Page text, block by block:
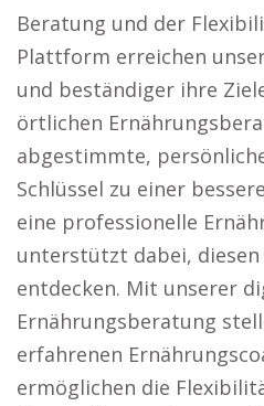
Beratung und der
Plattform erreichen
und beständiger ihre
örtlichen
abgestimmte,
Schlüssel zu einer
eine professionelle
unterstützt dabei, diesen
entdecken. Mit unserer
Ernährungsberatung
erfahrenen
ermöglichen die